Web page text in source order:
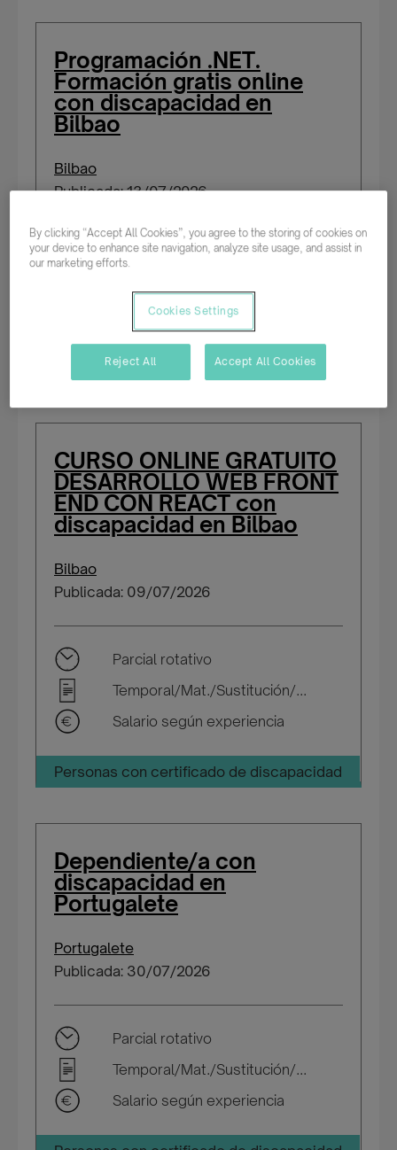
Programación .NET.
Formación gratis online
con discapacidad en
Bilbao
Bilbao
Publicada: 13/07/2026
Parcial rotativo
Temporal/Mat./Sustitución/...
Salario según experiencia
Personas con certificado de discapacidad
CURSO ONLINE GRATUITO
DESARROLLO WEB FRONT
END CON REACT con
discapacidad en Bilbao
Bilbao
Publicada: 09/07/2026
Parcial rotativo
Temporal/Mat./Sustitución/...
Salario según experiencia
Personas con certificado de discapacidad
Dependiente/a con
discapacidad en
Portugalete
Portugalete
Publicada: 30/07/2026
Parcial rotativo
Temporal/Mat./Sustitución/...
Salario según experiencia
By clicking “Accept All Cookies”, you agree to the storing of cookies on
your device to enhance site navigation, analyze site usage, and assist in
our marketing efforts.
Cookies Settings
Reject All Accept All Cookies